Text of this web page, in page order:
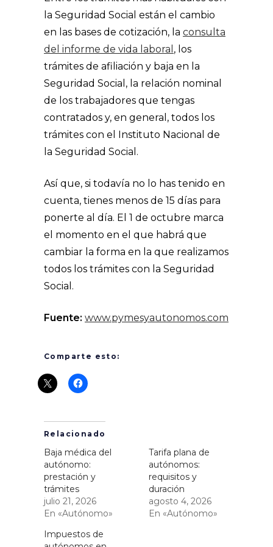
la Seguridad Social están el cambio
en las bases de cotización, la consulta
del informe de vida laboral , los
trámites de afiliación y baja en la
Seguridad Social, la relación nominal
de los trabajadores que tengas
contratados y, en general, todos los
trámites con el Instituto Nacional de
la Seguridad Social.
Así que, si todavía no lo has tenido en
cuenta, tienes menos de 15 días para
ponerte al día. El 1 de octubre marca
el momento en el que habrá que
cambiar la forma en la que realizamos
todos los trámites con la Seguridad
Social.
Fuente: www.pymesyautonomos.com
Comparte esto:
Relacionado
Baja médica del
autónomo:
prestación y
trámites
julio 21, 2026
En «Autónomo»
Tarifa plana de
autónomos:
requisitos y
duración
agosto 4, 2026
En «Autónomo»
Impuestos de